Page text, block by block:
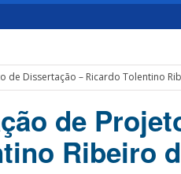
Dissertação – Ricardo Tolentino
de
Ribeiro